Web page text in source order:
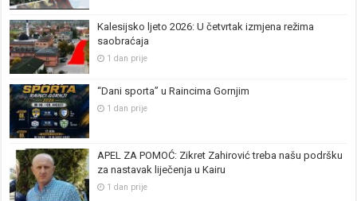
Kalesijsko ljeto 2026: U četvrtak izmjena režima
saobraćaja
1 dan prije
“Dani sporta” u Raincima Gornjim
1 dan prije
APEL ZA POMOĆ: Zikret Zahirović treba našu podršku
za nastavak liječenja u Kairu
1 dan prije